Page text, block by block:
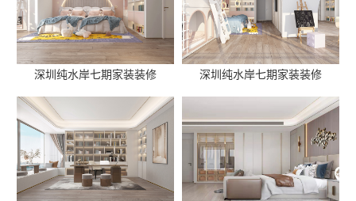
深圳纯水岸七期家装装修 深圳纯水岸七期家装装修